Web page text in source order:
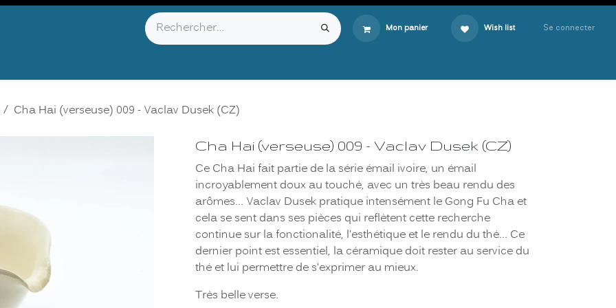
Mon panier Wish list Se connecter
Cha Hai (verseuse) 009 - Vaclav Dusek (CZ)
Cha Hai (verseuse) 009 - Vaclav Dusek (CZ)
Ce Cha Hai fait partie de la série émail ivoire, un émail
incroyablement doux au touché, avec un très beau rendu des
arômes... Vaclav Dusek pratique intensément le Gong Fu Cha et
cela se sent dans ses pièces qui reflètent cette recherche
continue sur la fonctionalité, l'esthétique et le rendu du thé... Ce
dernier point est essentiel, la céramique doit rester au service du
thé et lui permettre de s'exprimer au mieux.
Très belle verse.